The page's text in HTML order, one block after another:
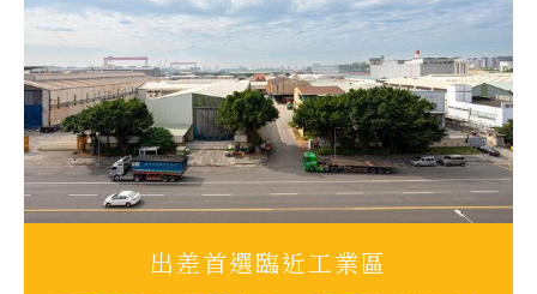
出差首選臨近工業區